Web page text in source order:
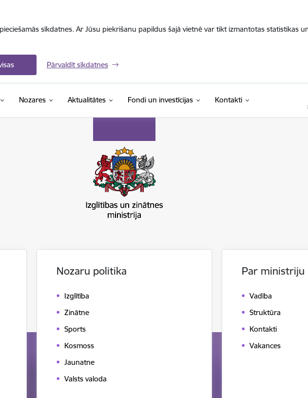
sīkdatnes. Ar Jūsu piekrišanu papildus šajā vietnē var tikt izmantotas statistikas
Pārvaldīt sīkdatnes
Nozares Aktualitātes Fondi un investīcijas Kontakti
Nozaru politika
Izglītība
Zinātne
Sports
Kosmoss
Jaunatne
Valsts valoda
Par ministriju
Vadība
Struktūra
Kontakti
Vakances